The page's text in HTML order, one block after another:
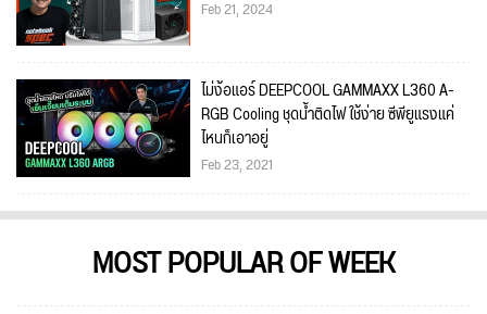
Feb 21, 2024
ไม่ง้อแอร์ DEEPCOOL GAMMAXX L360 A-
RGB Cooling ชุดน้ำติดไฟ ใช้ง่าย ซีพียูแรงแค่
ไหนก็เอาอยู่
Feb 23, 2021
MOST POPULAR OF WEEK